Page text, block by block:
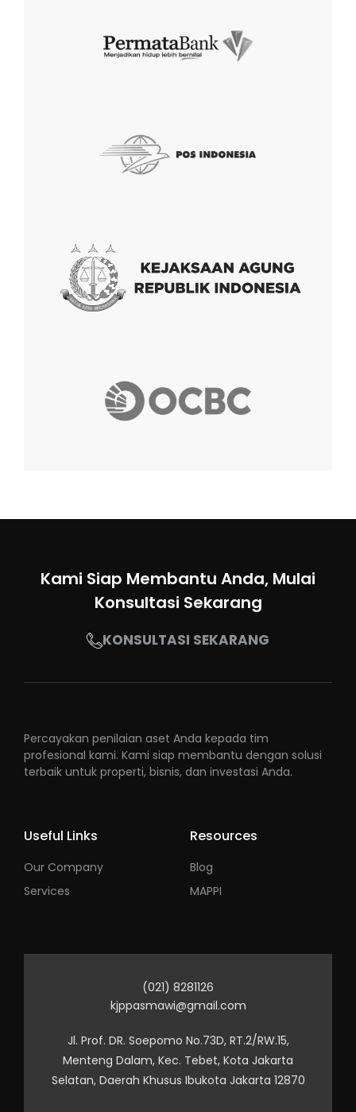
Kami Siap Membantu Anda, Mulai
Konsultasi Sekarang
KONSULTASI SEKARANG
Percayakan penilaian aset Anda kepada tim
profesional kami. Kami siap membantu dengan solusi
terbaik untuk properti, bisnis, dan investasi Anda.
Useful Links
Our Company
Services
Resources
Blog
MAPPI
(021) 8281126
kjppasmawi@gmail.com
Jl. Prof. DR. Soepomo No.73D, RT.2/RW.15,
Menteng Dalam, Kec. Tebet, Kota Jakarta
Selatan, Daerah Khusus Ibukota Jakarta 12870